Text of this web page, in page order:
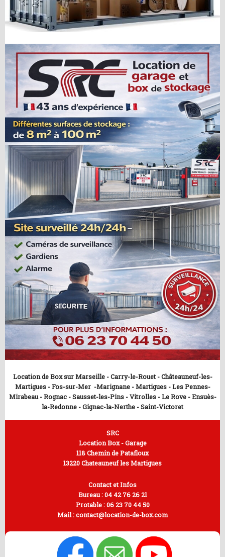
Location de Box sur Marseille - Carry-le-Rouet - Châteauneuf-les-
Martigues - Fos-sur-Mer -Marignane - Martigues - Les Pennes-
Mirabeau - Rognac - Sausset-les-Pins - Vitrolles - Le Rove - Ensuès-
la-Redonne - Gignac-la-Nerthe - Saint-Victoret
SRC
Location Box - Garage
118 Chemin de Patafloux
13220 Chateauneuf les Martigues
Contact et Infos
Bureau :04 42 76 26 21
Protable :06 23 70 44 50
Mail :contact@location-de-box.com